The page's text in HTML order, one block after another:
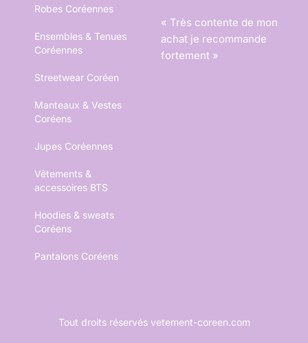
Robes Coréennes
Ensembles & Tenues
Coréennes
Streetwear Coréen
Manteaux & Vestes
Coréens
Jupes Coréennes
Vêtements &
accessoires BTS
Hoodies & sweats
Coréens
Pantalons Coréens
« Très contente de mon
achat je recommande
fortement »
Tout droits réservés vetement-coreen.com